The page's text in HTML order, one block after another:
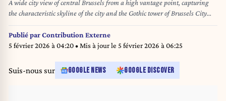
A wide city view of central Brussels from a high vantage point, capturing
the characteristic skyline of the city and the Gothic tower of Brussels City
Hall (Hôtel de Ville de Bruxelles) on the Grand-Place. The image
highlights historic rooftops, urban density, and the architectural heritage of
Brussels, offering a comprehensive perspective of the city center.
Publié parContribution Externe
5 février 2026 à 04:20• Mis à jour le 5 février 2026 à 06:25
Suis-nous sur GOOGLE NEWS GOOGLE DISCOVER